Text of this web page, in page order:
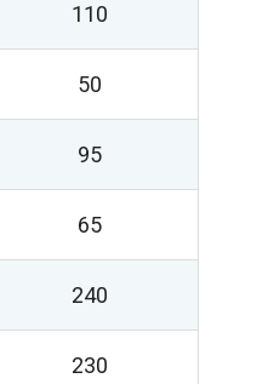
110
50
95
65
240
230